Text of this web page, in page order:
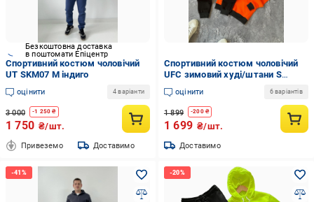
Безкоштовна доставка
в поштомати Епіцентр
Спортивний костюм чоловічий
UT SKM07 M індиго
оцінити 4 варіанти
3 000 -1 250 ₴
1 750 ₴/шт.
Привеземо Доставимо
Спортивний костюм чоловічий
UFC зимовий худі/штани S
Помаранчевий (24139/1)
оцінити 6 варіантів
1 899 -200₴
1 699 ₴/шт.
Доставимо